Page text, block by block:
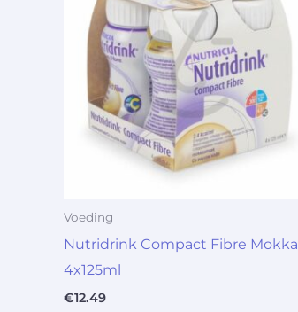
Voeding
Nutridrink Compact Fibre Mokka
4x125ml
€12.49